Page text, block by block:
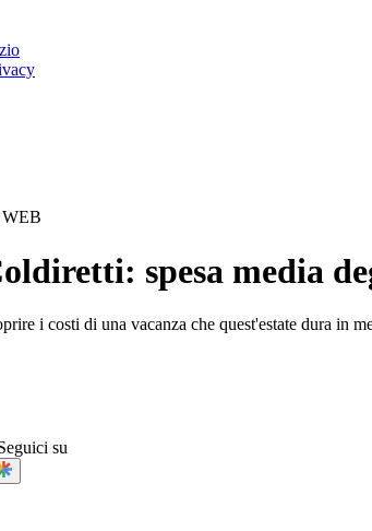
spesa media
i costi di una vacanza che quest'estate dura in
su